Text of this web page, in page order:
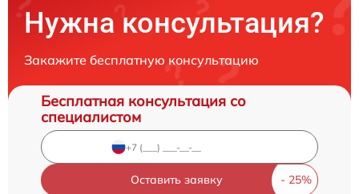
Нужна консультация?
Закажите бесплатную консультацию
Бесплатная консультация со
специалистом
Оставить заявку